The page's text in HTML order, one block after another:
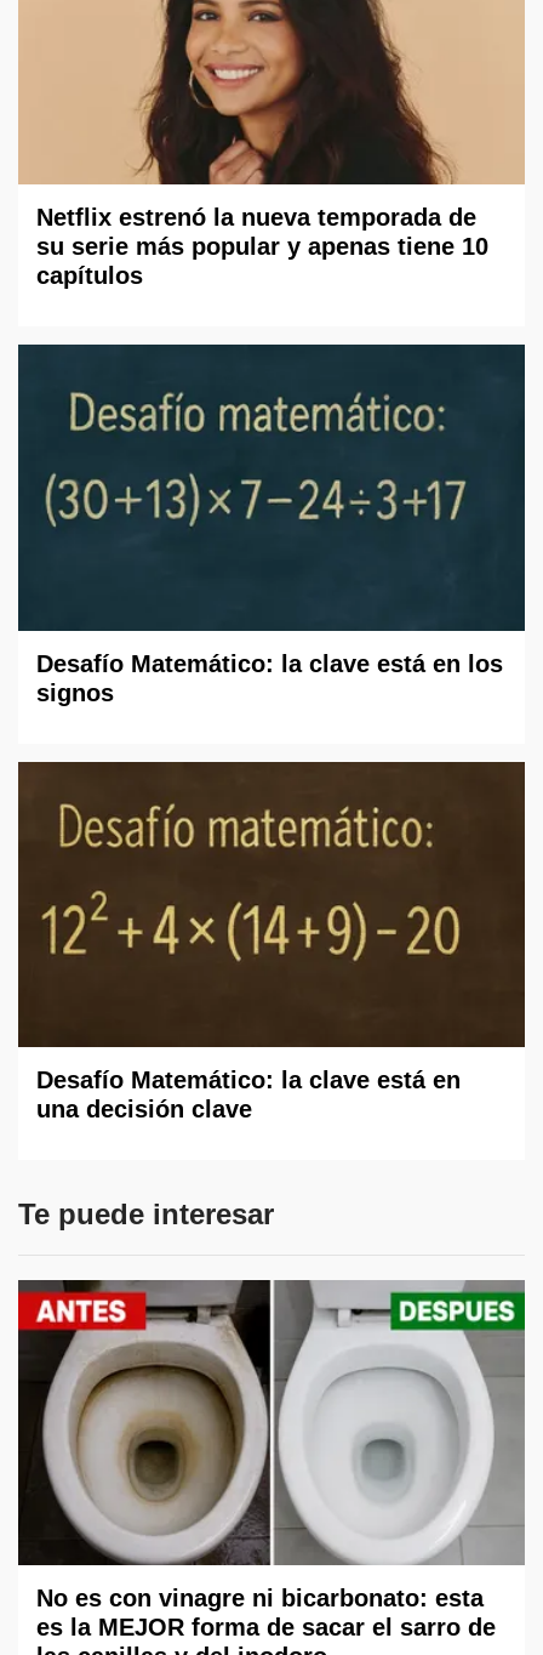
Netflix estrenó la nueva temporada de
su serie más popular y apenas tiene 10
capítulos
Desafío Matemático: la clave está en los
signos
Desafío Matemático: la clave está en
una decisión clave
Te puede interesar
No es con vinagre ni bicarbonato: esta
es la MEJOR forma de sacar el sarro de